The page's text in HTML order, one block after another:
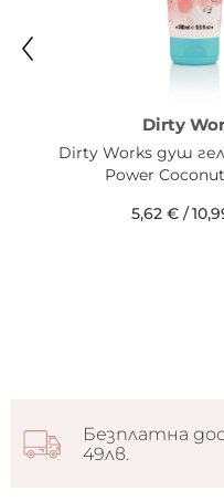
Dirty
Dirty Works душ
Power
5,62 €/
Безплатна
49лв.